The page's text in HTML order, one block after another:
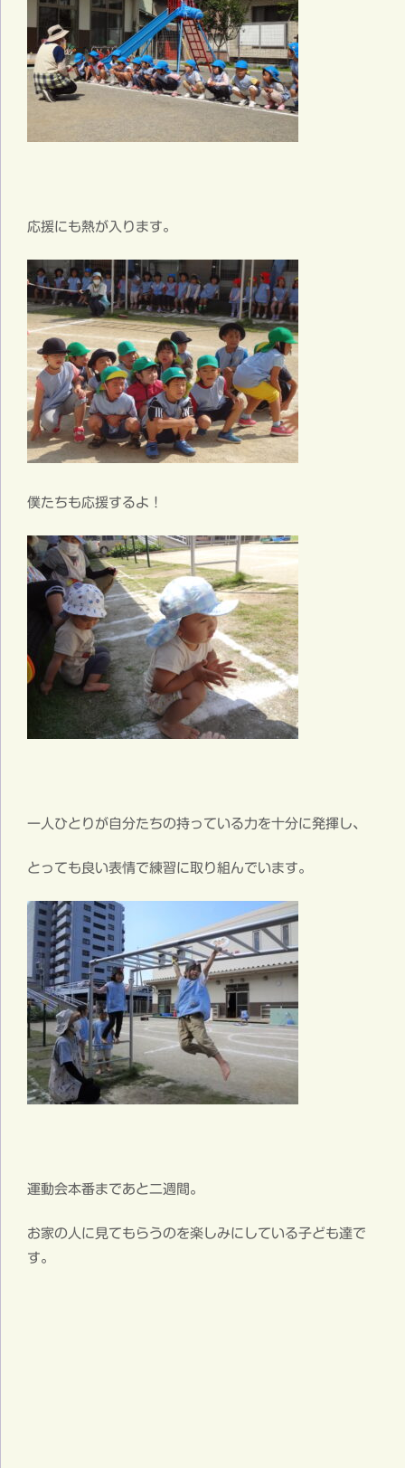
応援にも熱が入ります。
僕たちも応援するよ！
一人ひとりが自分たちの持っている力を十分に発揮し、
とっても良い表情で練習に取り組んでいます。
運動会本番まであと二週間。
お家の人に見てもらうのを楽しみにしている子ども達で
す。